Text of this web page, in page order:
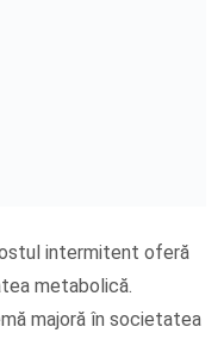
intermitent oferă
metabolică.
majoră în societatea